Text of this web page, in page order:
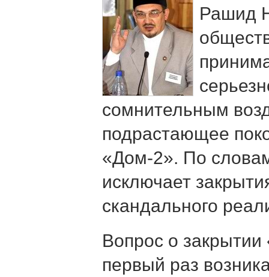
Рашид
сомнительным
подрастающее
«Дом-2». По
исключает
скандального
Вопрос о
первый раз